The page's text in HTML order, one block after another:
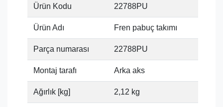
Ürün Kodu 22788PU
Ürün Adı Fren pabuç takımı
Parça numarası 22788PU
Montaj tarafı Arka aks
Ağırlık [kg] 2,12 kg